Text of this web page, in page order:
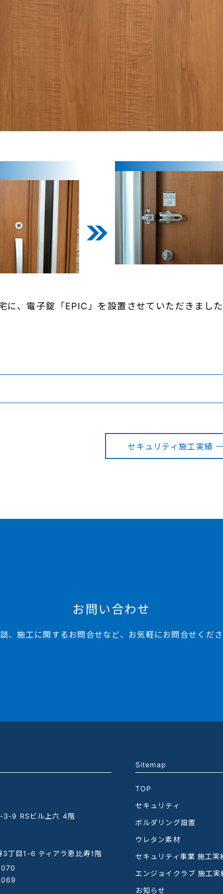
に、電子錠「EPIC」を設置させていただきまし
セキュリティ施工実績
お問い合わせ
、施工に関するお問合せなど、お気軽にお問合せくだ
3-9 RSビル上六 4階
3丁目1-6 ティアラ恵比寿1階
Sitemap
TOP
セキュリティ
ボルダリング設置
ウレタン素材
セキュリティ事業 施工実
エンジョイクラブ 施工実
お知らせ